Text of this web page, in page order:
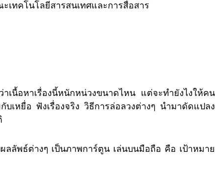
เทคโนโลยีสารสนเทศและการสื่อสาร
เหยื่อ ฟังเรื่องจริง วิธีการล่อลวงต่างๆ นำมาดัดแปลง